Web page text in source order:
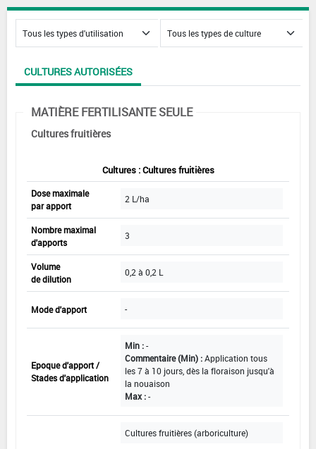
CULTURES AUTORISÉES
MATIÈRE FERTILISANTE SEULE
Cultures fruitières
Cultures : Cultures fruitières
Dose maximale
par apport
2 L/ha
Nombre maximal
d'apports
3
Volume
de dilution
0,2 à 0,2 L
Mode d'apport -
Epoque d'apport /
Stades d'application
Min :-
Commentaire (Min) :Application tous
les 7 à 10 jours, dès la floraison jusqu'à
la nouaison
Max :-
Cultures fruitières (arboriculture)